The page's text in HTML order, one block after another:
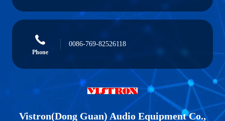
Phone
0086-769-82526118
Vistron(Dong Guan) Audio Equipment Co.,